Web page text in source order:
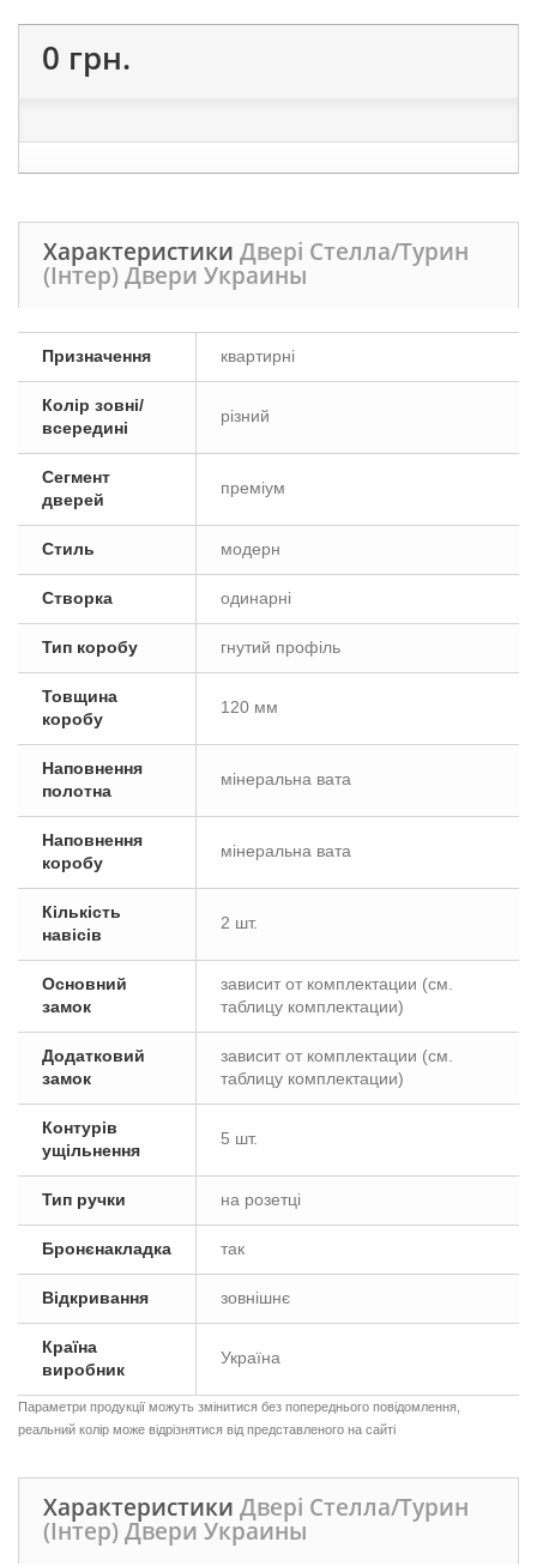
0 грн.
Характеристики Двері Стелла/Турин
(Інтер) Двери Украины
Призначення квартирні
Колір зовні/
всередині
різний
Сегмент
дверей
преміум
Стиль модерн
Створка одинарні
Тип коробу гнутий профіль
Товщина
коробу
120 мм
Наповнення
полотна
мінеральна вата
Наповнення
коробу
мінеральна вата
Кількість
навісів
2 шт.
Основний
замок
зависит от комплектации (см.
таблицу комплектации)
Додатковий
замок
зависит от комплектации (см.
таблицу комплектации)
Контурів
ущільнення
5 шт.
Тип ручки на розетці
Бронєнакладка так
Відкривання зовнішнє
Країна
виробник
Україна
Параметри продукції можуть змінитися без попереднього повідомлення,
реальний колір може відрізнятися від представленого на сайті
Характеристики Двері Стелла/Турин
(Інтер) Двери Украины